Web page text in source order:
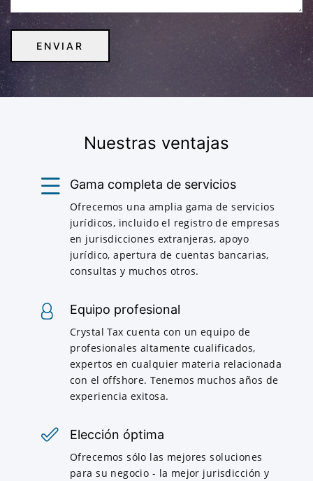
Nuestras ventajas
Gama completa de servicios
Ofrecemos una amplia gama de servicios
jurídicos, incluido el registro de empresas
en jurisdicciones extranjeras, apoyo
jurídico, apertura de cuentas bancarias,
consultas y muchos otros.
Equipo profesional
Crystal Tax cuenta con un equipo de
profesionales altamente cualificados,
expertos en cualquier materia relacionada
con el offshore. Tenemos muchos años de
experiencia exitosa.
Elección óptima
Ofrecemos sólo las mejores soluciones
para su negocio - la mejor jurisdicción y